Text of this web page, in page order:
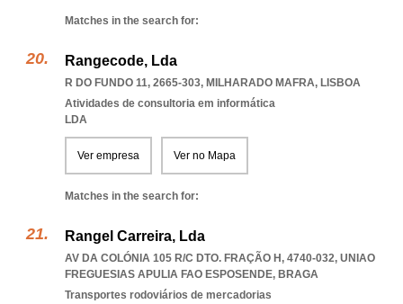
Matches in the search for:
Rangecode, Lda
R DO FUNDO 11, 2665-303, MILHARADO MAFRA, LISBOA
Atividades de consultoria em informática
LDA
Ver empresa Ver no Mapa
Matches in the search for:
Rangel Carreira, Lda
AV DA COLÓNIA 105 R/C DTO. FRAÇÃO H, 4740-032, UNIAO
FREGUESIAS APULIA FAO ESPOSENDE, BRAGA
Transportes rodoviários de mercadorias